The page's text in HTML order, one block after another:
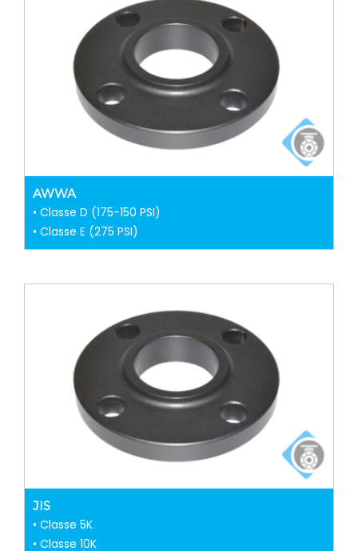
AWWA
• Classe D (175-150 PSI)
• Classe E (275 PSI)
JIS
• Classe 5K
• Classe 10K